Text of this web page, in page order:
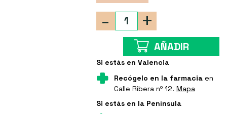
+
-
AÑADIR
Si estás en Valencia
Recógelo en la farmaciaen
Calle Ribera nº 12. Mapa
Si estás en la Península